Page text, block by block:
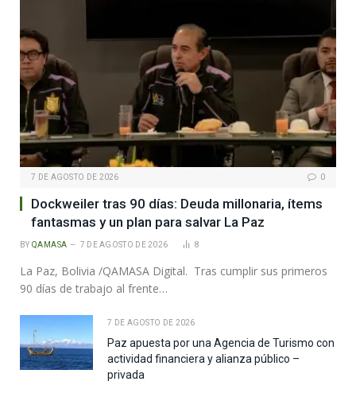
7 DE AGOSTO DE 2026 0
Dockweiler tras 90 días: Deuda millonaria, ítems
fantasmas y un plan para salvar La Paz
BY QAMASA 7 DE AGOSTO DE 2026 8
La Paz, Bolivia /QAMASA Digital. Tras cumplir sus primeros
90 días de trabajo al frente…
7 DE AGOSTO DE 2026
Paz apuesta por una Agencia de Turismo con
actividad financiera y alianza público –
privada